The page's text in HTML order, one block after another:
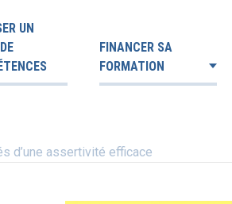
UN
FINANCER SA
FORMATION
d’une assertivité efficace